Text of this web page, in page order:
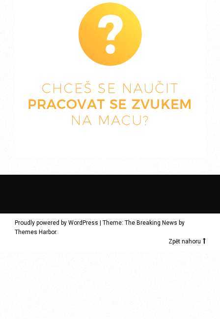
Proudly powered by WordPress
Theme: The Breaking News by
Themes Harbor.
Zpět nahoru